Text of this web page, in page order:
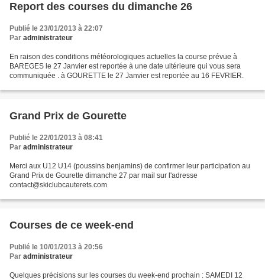
Report des courses du dimanche 26
Publié le 23/01/2013 à 22:07
Par administrateur
En raison des conditions météorologiques actuelles la course prévue à
BAREGES le 27 Janvier est reportée à une date ultérieure qui vous sera
communiquée . à GOURETTE le 27 Janvier est reportée au 16 FEVRIER.
Grand Prix de Gourette
Publié le 22/01/2013 à 08:41
Par administrateur
Merci aux U12 U14 (poussins benjamins) de confirmer leur participation au
Grand Prix de Gourette dimanche 27 par mail sur l'adresse
contact@skiclubcauterets.com
Courses de ce week-end
Publié le 10/01/2013 à 20:56
Par administrateur
Quelques précisions sur les courses du week-end prochain : SAMEDI 12